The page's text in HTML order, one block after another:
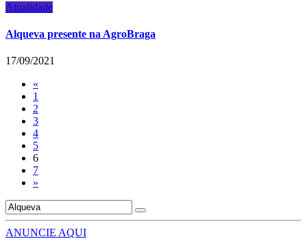
Atualidade
Alqueva presente na AgroBraga
17/09/2021
«
1
2
3
4
5
6
7
»
ANUNCIE AQUI